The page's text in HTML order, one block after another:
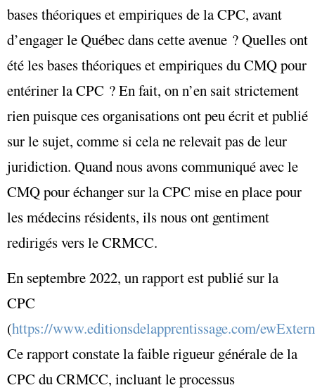
bases théoriques et empiriques de la CPC, avant
d’engager le Québec dans cette avenue ? Quelles ont
été les bases théoriques et empiriques du CMQ pour
entériner la CPC ? En fait, on n’en sait strictement
rien puisque ces organisations ont peu écrit et publié
sur le sujet, comme si cela ne relevait pas de leur
juridiction. Quand nous avons communiqué avec le
CMQ pour échanger sur la CPC mise en place pour
les médecins résidents, ils nous ont gentiment
redirigés vers le CRMCC.
En septembre 2022, un rapport est publié sur la
CPC
(https://www.editionsdelapprentissage.com/
Ce rapport constate la faible rigueur générale de la
CPC du CRMCC, incluant le processus